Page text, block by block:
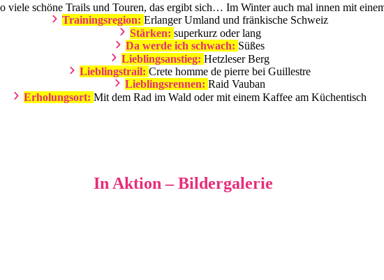
viele schöne Trails und Touren, das ergibt sich… Im Winter auch mal innen mit
Trainingsregion:Erlanger Umland und fränkische Schweiz
Stärken: superkurz oder lang
Da werde ich schwach: Süßes
Lieblingsanstieg: Hetzleser Berg
Lieblingstrail:Crete homme de pierre bei Guillestre
Lieblingsrennen:Raid Vauban
Erholungsort:Mit dem Rad im Wald oder mit einem Kaffee am Küchentisch
In Aktion – Bildergalerie